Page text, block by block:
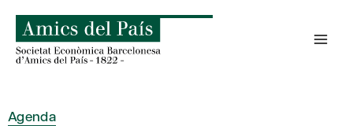
content
Agenda